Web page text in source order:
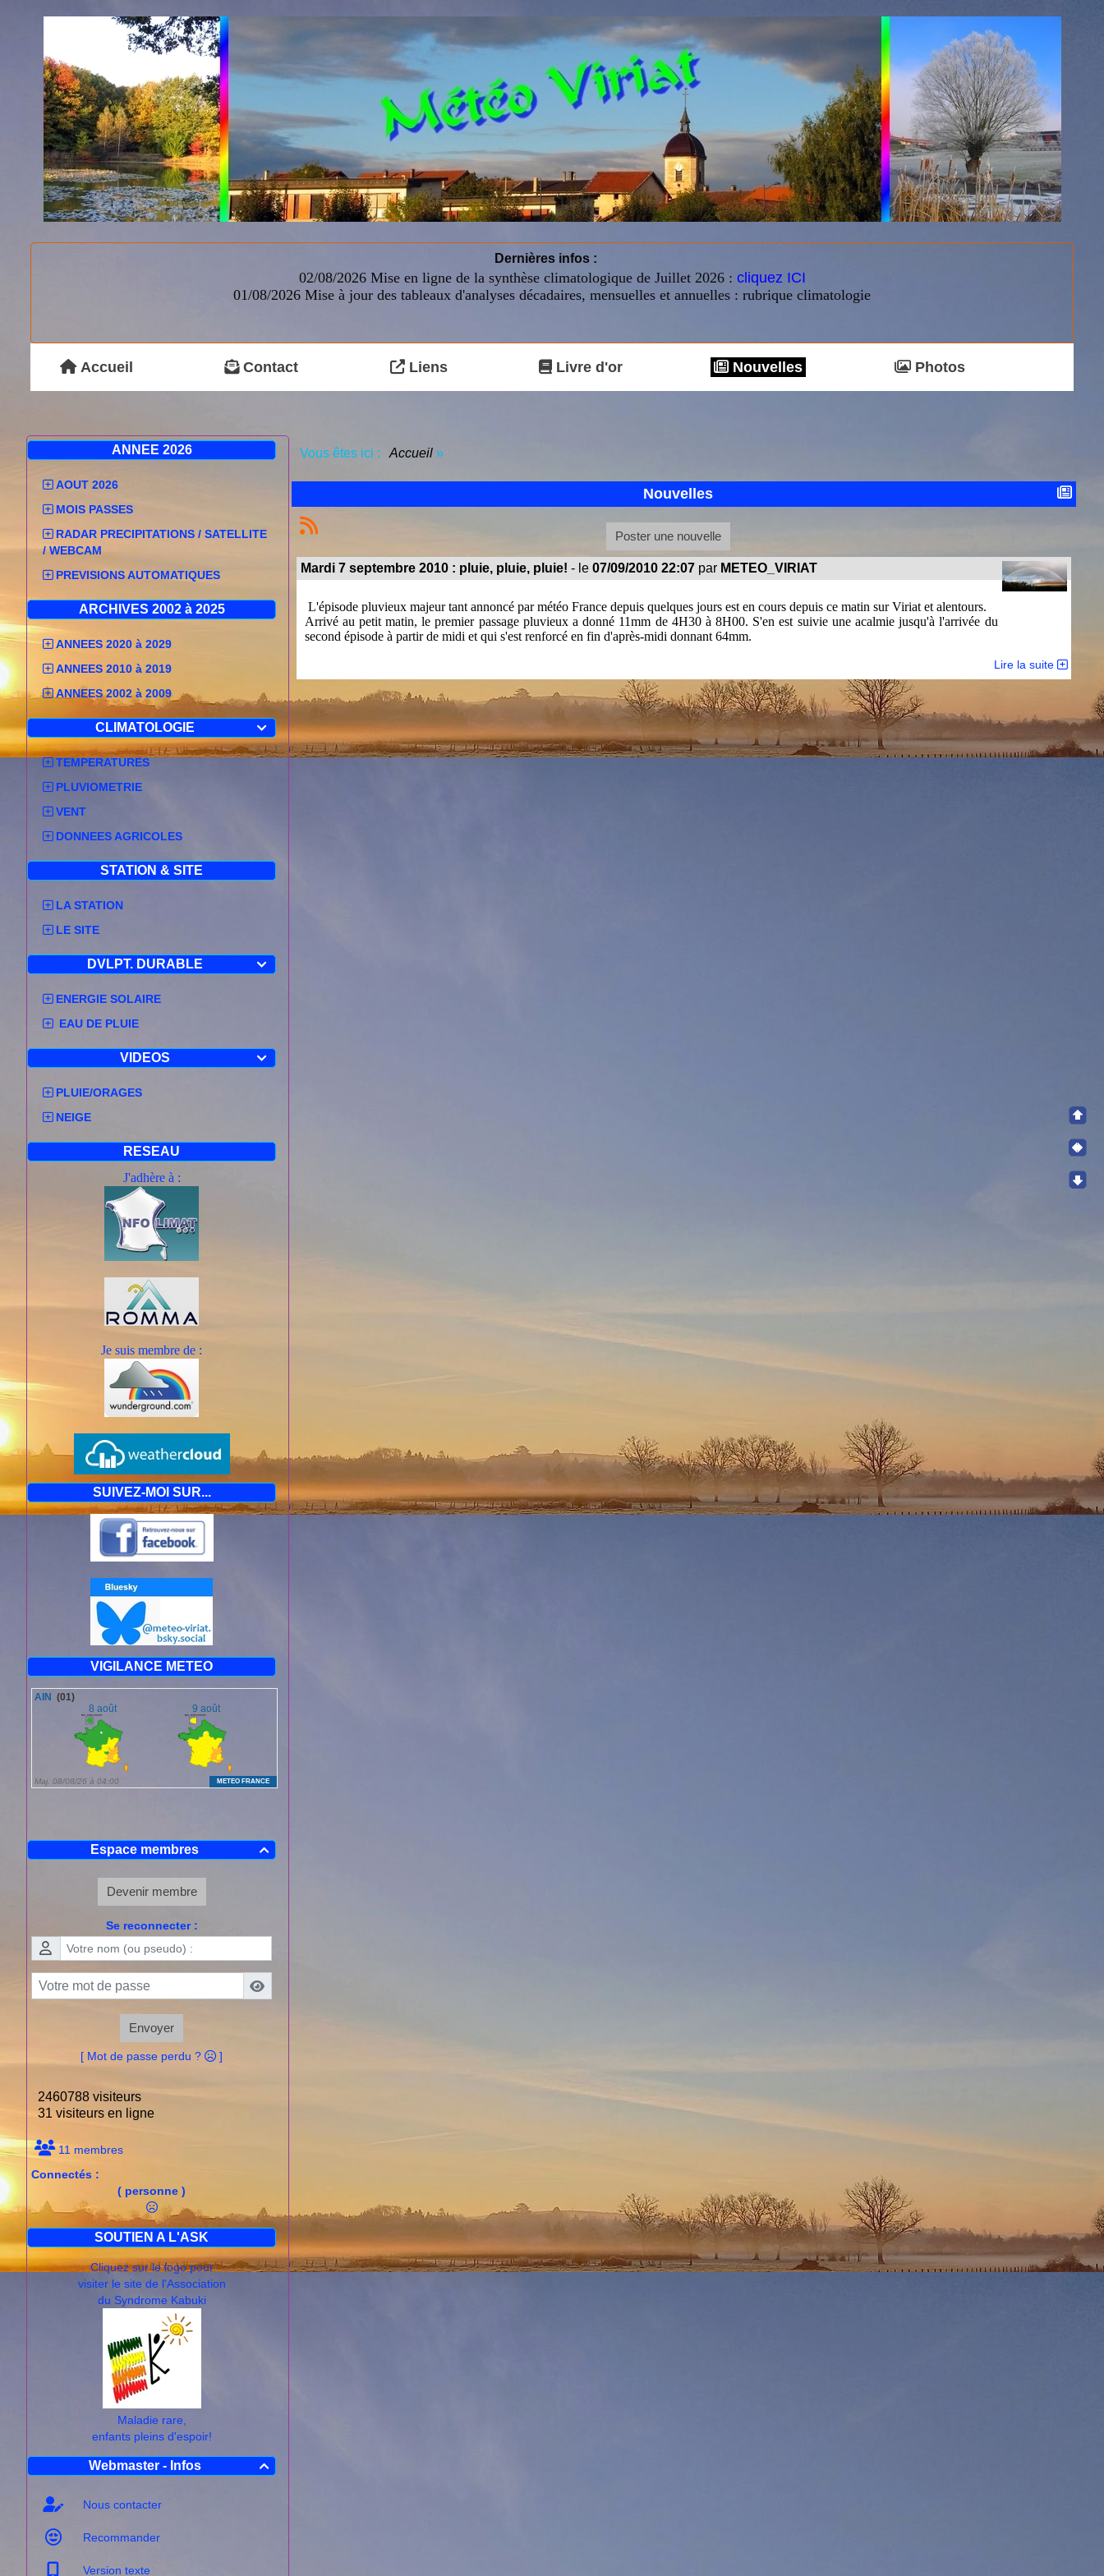
Dernières infos :
02/08/2026 Mise en ligne de la synthèse climatologique de Juillet 2026 : cliquez ICI
01/08/2026 Mise à jour des tableaux d'analyses décadaires, mensuelles et annuelles : rubrique climatologie
Accueil Contact Liens Livre d'or Nouvelles Photos
ANNEE 2026
AOUT 2026
MOIS PASSES
RADAR PRECIPITATIONS / SATELLITE
/ WEBCAM
PREVISIONS AUTOMATIQUES
ARCHIVES 2002 à 2025
ANNEES 2020 à 2029
ANNEES 2010 à 2019
ANNEES 2002 à 2009

CLIMATOLOGIE
TEMPERATURES
PLUVIOMETRIE
VENT
DONNEES AGRICOLES
STATION & SITE
LA STATION
LE SITE

DVLPT. DURABLE
ENERGIE SOLAIRE
EAU DE PLUIE

VIDEOS
PLUIE/ORAGES
NEIGE
RESEAU
J'adhère à :
Je suis membre de :
SUIVEZ-MOI SUR...
VIGILANCE METEO

Espace membres
Devenir membre
Se reconnecter :
Envoyer
[ Mot de passe perdu ? ]
2460788 visiteurs
31 visiteurs en ligne
11 membres
Connectés :
( personne )
SOUTIEN A L'ASK
Cliquez sur le logo pour
visiter le site de l'Association
du Syndrome Kabuki
Maladie rare,
enfants pleins d'espoir!

Webmaster - Infos
Nous contacter
Recommander
Version texte
Vous êtes ici : Accueil »
Nouvelles
Poster une nouvelle
Mardi 7 septembre 2010 : pluie, pluie, pluie! - le 07/09/2010 22:07par METEO_VIRIAT
L'épisode pluvieux majeur tant annoncé par météo France depuis quelques jours est en cours depuis ce matin sur Viriat et alentours.
Arrivé au petit matin, le premier passage pluvieux a donné 11mm de 4H30 à 8H00. S'en est suivie une acalmie jusqu'à l'arrivée du
second épisode à partir de midi et qui s'est renforcé en fin d'après-midi donnant 64mm.
A 21H45 on enregistre ainsi 75mm depuis 0H00 ce qui est assez remarquable si l'on compare aux 51mm de moyenne pour tout le
mois de septembre!
Depuis l'installation de la station et le début des relevés en 2002, le record de pluie sur une journée était de 61mm, le 17/08/2004 ce
qui montre le caractère exceptionnel de l'épisode pluvieux qui nous frappe. Aucune amélioration n'est annoncée avant la seconde
partie de la nuit prochaine. Pour parfaire les comparaisons, le record de pluie de la station météo de ST Etienne du Bois
(correspondant météo France situé à 10km de Viriat) est de 89.8mm sur les 24 et 25 octobre 1999; à 22H20 ce soir il relève 94.4mm
en moins de 24H!
Lire la suite